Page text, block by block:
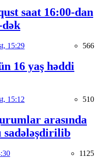
saat 16:00-dan
dək
15:29 566
16 yaş həddi
15:12 510
arasında
sadələşdirilib
1125